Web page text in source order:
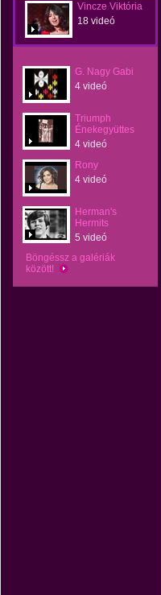
Vincze Viktória
18 videó
G. Nagy Gabi
4 videó
Triumph
Énekegyüttes
4 videó
Rony
4 videó
Herman's
Hermits
5 videó
Böngéssz a galériák
között!